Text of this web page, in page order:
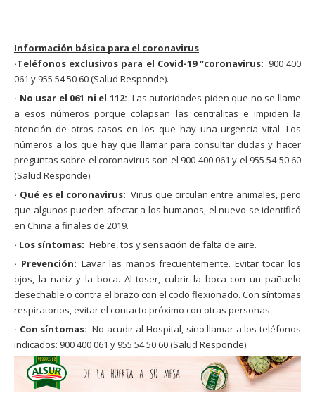
Información básica para el coronavirus
·Teléfonos exclusivos para el Covid-19 “coronavirus: 900 400
061 y 955 54 50 60 (Salud Responde).
· No usar el 061 ni el 112: Las autoridades piden que no se llame
a esos números porque colapsan las centralitas e impiden la
atención de otros casos en los que hay una urgencia vital. Los
números a los que hay que llamar para consultar dudas y hacer
preguntas sobre el coronavirus son el 900 400 061 y el 955 54 50 60
(Salud Responde).
· Qué es el coronavirus:Virus que circulan entre animales, pero
que algunos pueden afectar a los humanos, el nuevo se identificó
en China a finales de 2019.
· Los síntomas: Fiebre, tos y sensación de falta de aire.
· Prevención: Lavar las manos frecuentemente. Evitar tocar los
ojos, la nariz y la boca. Al toser, cubrir la boca con un pañuelo
desechable o contra el brazo con el codo flexionado. Con síntomas
respiratorios, evitar el contacto próximo con otras personas.
· Con síntomas: No acudir al Hospital, sino llamar a los teléfonos
indicados: 900 400 061 y 955 54 50 60 (Salud Responde).